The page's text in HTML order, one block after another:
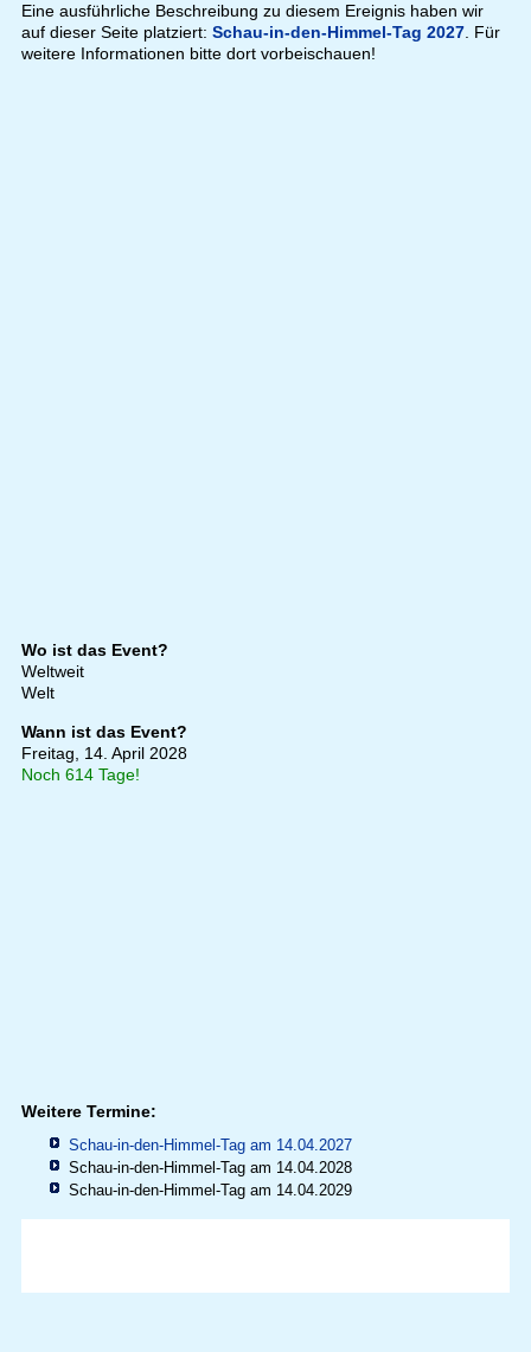
Eine ausführliche Beschreibung zu diesem Ereignis haben wir
auf dieser Seite platziert: Schau-in-den-Himmel-Tag 2027. Für
weitere Informationen bitte dort vorbeischauen!
Wo ist das Event?
Weltweit
Welt
Wann ist das Event?
Freitag, 14. April 2028
Noch 614 Tage!
Weitere Termine:
Schau-in-den-Himmel-Tag am 14.04.2027
Schau-in-den-Himmel-Tag am 14.04.2028
Schau-in-den-Himmel-Tag am 14.04.2029